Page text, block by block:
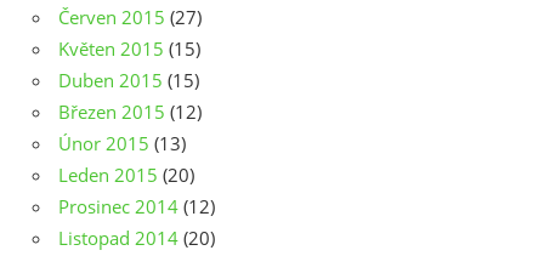
Červen 2015 (27)
Květen 2015 (15)
Duben 2015 (15)
Březen 2015 (12)
Únor 2015 (13)
Leden 2015 (20)
Prosinec 2014 (12)
Listopad 2014 (20)